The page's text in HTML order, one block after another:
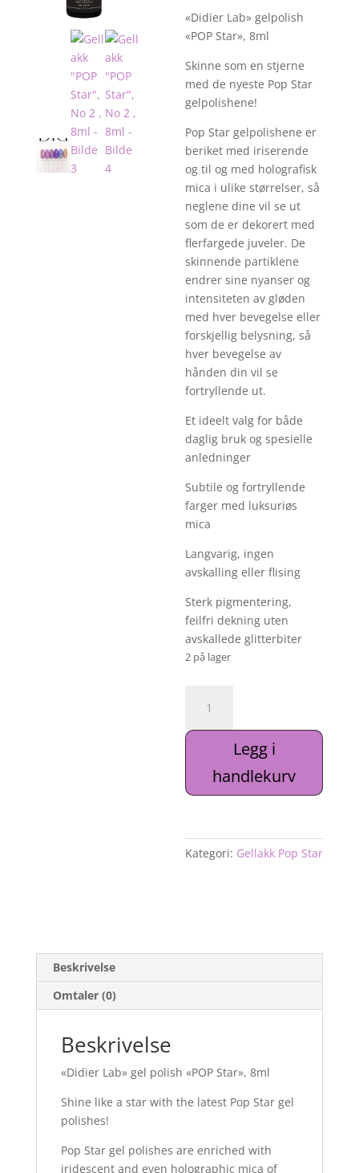
«Didier Lab» gelpolish
«POP Star», 8ml
Skinne som en stjerne
med de nyeste Pop Star
gelpolishene!
Pop Star gelpolishene er
beriket med iriserende
og til og med holografisk
mica i ulike størrelser, så
neglene dine vil se ut
som de er dekorert med
flerfargede juveler. De
skinnende partiklene
endrer sine nyanser og
intensiteten av gløden
med hver bevegelse eller
forskjellig belysning, så
hver bevegelse av
hånden din vil se
fortryllende ut.
Et ideelt valg for både
daglig bruk og spesielle
anledninger
Subtile og fortryllende
farger med luksuriøs
mica
Langvarig, ingen
avskalling eller flising
Sterk pigmentering,
feilfri dekning uten
avskallede glitterbiter
2 på lager
"POP
Star",
,
Legg i
handlekurv
Kategori: Gellakk Pop Star
Beskrivelse
Omtaler (0)
Beskrivelse
«Didier Lab» gel polish «POP Star», 8ml
Shine like a star with the latest Pop Star gel
polishes!
Pop Star gel polishes are enriched with
iridescent and even holographic mica of